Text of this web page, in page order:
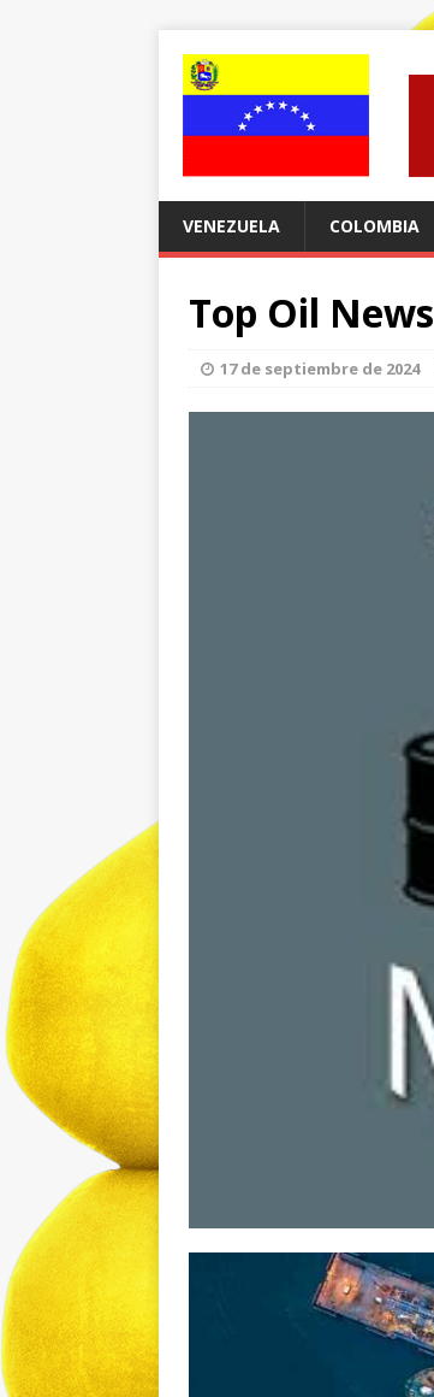
VENEZUELA COLOMBIA
Top Oil News
17 de septiembre de 2024